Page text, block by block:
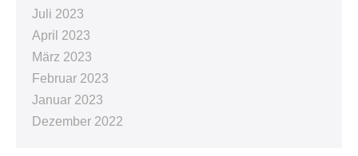
Juli 2023
April 2023
März 2023
Februar 2023
Januar 2023
Dezember 2022